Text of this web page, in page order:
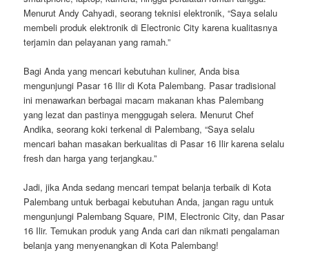
Menurut Andy Cahyadi, seorang teknisi elektronik, “Saya selalu
membeli produk elektronik di Electronic City karena kualitasnya
terjamin dan pelayanan yang ramah.”
Bagi Anda yang mencari kebutuhan kuliner, Anda bisa
mengunjungi Pasar 16 Ilir di Kota Palembang. Pasar tradisional
ini menawarkan berbagai macam makanan khas Palembang
yang lezat dan pastinya menggugah selera. Menurut Chef
Andika, seorang koki terkenal di Palembang, “Saya selalu
mencari bahan masakan berkualitas di Pasar 16 Ilir karena selalu
fresh dan harga yang terjangkau.”
Jadi, jika Anda sedang mencari tempat belanja terbaik di Kota
Palembang untuk berbagai kebutuhan Anda, jangan ragu untuk
mengunjungi Palembang Square, PIM, Electronic City, dan Pasar
16 Ilir. Temukan produk yang Anda cari dan nikmati pengalaman
belanja yang menyenangkan di Kota Palembang!